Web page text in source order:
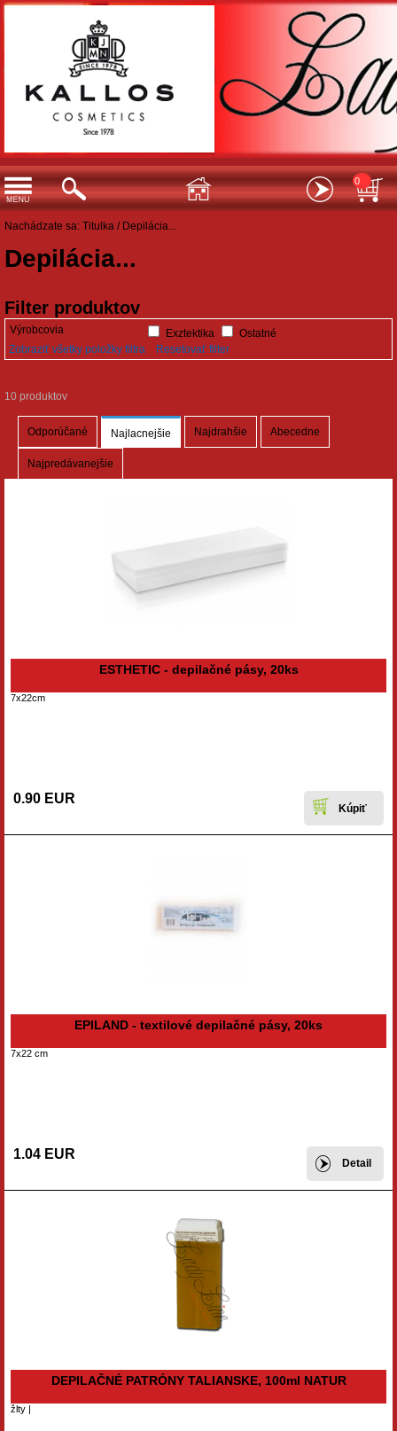
0
Nachádzate sa: Titulka / Depilácia...
Depilácia...
Filter produktov
Výrobcovia Exztektika
Ostatné
Zobraziť všetky položky filtra
Resetovať filter
10 produktov
Odporúčané Najlacnejšie Najdrahšie Abecedne
Najpredávanejšie
ESTHETIC - depilačné pásy, 20ks
7x22cm
0.90 EUR
EPILAND - textilové depilačné pásy, 20ks
7x22 cm
1.04 EUR
Detail
DEPILAČNÉ PATRÓNY TALIANSKE, 100ml NATUR
žlty |